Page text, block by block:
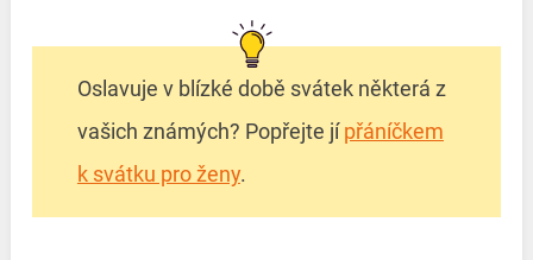
Oslavuje v blízké době svátek některá z
vašich známých? Popřejte jípřáníčkem
k svátku pro ženy.